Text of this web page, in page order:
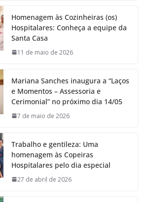
Homenagem às Cozinheiras (os)
Hospitalares: Conheça a equipe da
Santa Casa
11 de maio de 2026
Mariana Sanches inaugura a “Laços
e Momentos – Assessoria e
Cerimonial” no próximo dia 14/05
7 de maio de 2026
Trabalho e gentileza: Uma
homenagem às Copeiras
Hospitalares pelo dia especial
27 de abril de 2026